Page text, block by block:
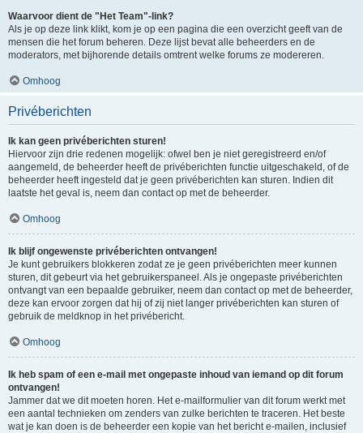
Waarvoor dient de "Het Team"-link?
Als je op deze link klikt, kom je op een pagina die een overzicht geeft van de
mensen die het forum beheren. Deze lijst bevat alle beheerders en de
moderators, met bijhorende details omtrent welke forums ze modereren.
Omhoog
Privéberichten
Ik kan geen privéberichten sturen!
Hiervoor zijn drie redenen mogelijk: ofwel ben je niet geregistreerd en/of
aangemeld, de beheerder heeft de privéberichten functie uitgeschakeld, of de
beheerder heeft ingesteld dat je geen privéberichten kan sturen. Indien dit
laatste het geval is, neem dan contact op met de beheerder.
Omhoog
Ik blijf ongewenste privéberichten ontvangen!
Je kunt gebruikers blokkeren zodat ze je geen privéberichten meer kunnen
sturen, dit gebeurt via het gebruikerspaneel. Als je ongepaste privéberichten
ontvangt van een bepaalde gebruiker, neem dan contact op met de beheerder,
deze kan ervoor zorgen dat hij of zij niet langer privéberichten kan sturen of
gebruik de meldknop in het privébericht.
Omhoog
Ik heb spam of een e-mail met ongepaste inhoud van iemand op dit forum
ontvangen!
Jammer dat we dit moeten horen. Het e-mailformulier van dit forum werkt met
een aantal technieken om zenders van zulke berichten te traceren. Het beste
wat je kan doen is de beheerder een kopie van het bericht e-mailen, inclusief